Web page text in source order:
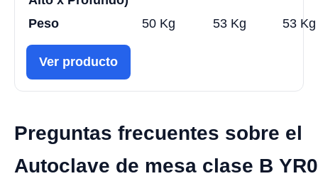
Peso
50 Kg 53 Kg 53 Kg
Ver producto
Preguntas frecuentes sobre el
Autoclave de mesa clase B